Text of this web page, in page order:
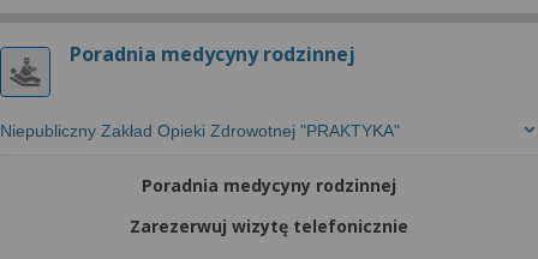
Poradnia medycyny rodzinnej
Niepubliczny Zakład Opieki Zdrowotnej "PRAKTYKA"
Poradnia medycyny rodzinnej
Zarezerwuj wizytę telefonicznie